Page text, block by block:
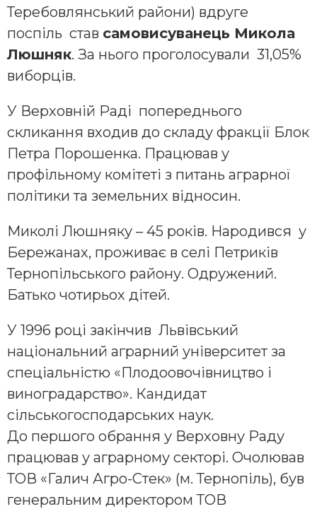
Теребовлянський райони) вдруге
поспіль став самовисуванець Микола
Люшняк. За нього проголосували 31,05%
виборців.
У Верховній Раді попереднього
скликання входив до складу фракції Блок
Петра Порошенка. Працював у
профільному комітеті з питань аграрної
політики та земельних відносин.
Миколі Люшняку – 45 років. Народився у
Бережанах, проживає в cелі Петриків
Тернопільського району. Одружений.
Батько чотирьох дітей.
У 1996 році закінчив Львівський
національний аграрний університет за
спеціальністю «Плодоовочівництво і
виноградарство». Кандидат
сільськогосподарських наук.
До першого обрання у Верховну Раду
працював у аграрному секторі. Очолював
ТОВ «Галич Агро-Стек» (м. Тернопіль), був
генеральним директором ТОВ